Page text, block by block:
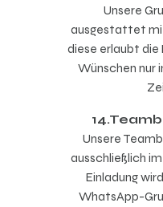
Unsere
ausgestattet
diese erlaubt die
Wünschen nur
Unsere
ausschließlich
Einladung
WhatsApp-